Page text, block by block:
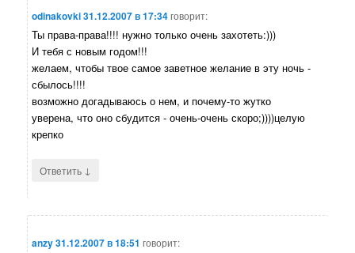
odinakovki31.12.2007 в 17:34говорит:
Ты права-права!!!! нужно только очень захотеть:)))
И тебя с новым годом!!!
желаем, чтобы твое самое заветное желание в эту ночь -
сбылось!!!!
возможно догадываюсь о нем, и почему-то жутко
уверена, что оно сбудится - очень-очень скоро;))))целую
крепко
Ответить ↓
anzy31.12.2007 в 18:51 говорит: